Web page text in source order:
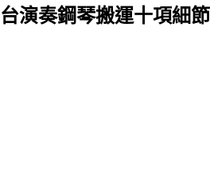
台演奏鋼琴搬運十項細節